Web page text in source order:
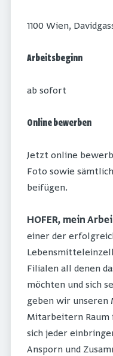
1100 Wien,
Arbeitsbeginn
ab sofort
Online bewerben
Jetzt online
Foto sowie
beifügen.
HOFER, mein
einer der
Filialen all denen
möchten und sich
geben wir
Mitarbeitern
sich jeder
Ansporn und